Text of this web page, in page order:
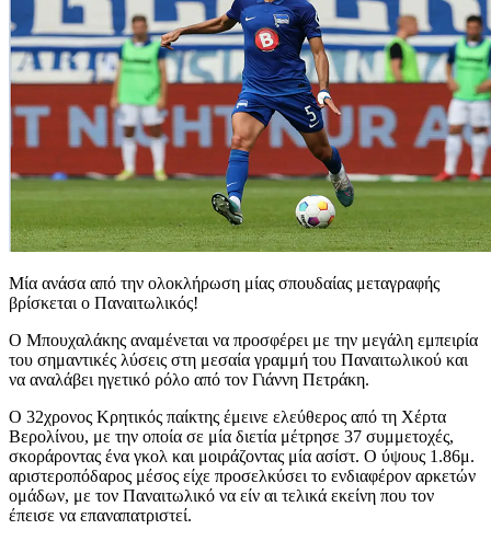
Μία ανάσα από την ολοκλήρωση μίας σπουδαίας μεταγραφής
βρίσκεται ο Παναιτωλικός!
Ο Μπουχαλάκης αναμένεται να προσφέρει με την μεγάλη εμπειρία
του σημαντικές λύσεις στη μεσαία γραμμή του Παναιτωλικού και
να αναλάβει ηγετικό ρόλο από τον Γιάννη Πετράκη.
Ο 32χρονος Κρητικός παίκτης έμεινε ελεύθερος από τη Χέρτα
Βερολίνου, με την οποία σε μία διετία μέτρησε 37 συμμετοχές,
σκοράροντας ένα γκολ και μοιράζοντας μία ασίστ. Ο ύψους 1.86μ.
αριστεροπόδαρος μέσος είχε προσελκύσει το ενδιαφέρον αρκετών
ομάδων, με τον Παναιτωλικό να είν αι τελικά εκείνη που τον
έπεισε να επαναπατριστεί.